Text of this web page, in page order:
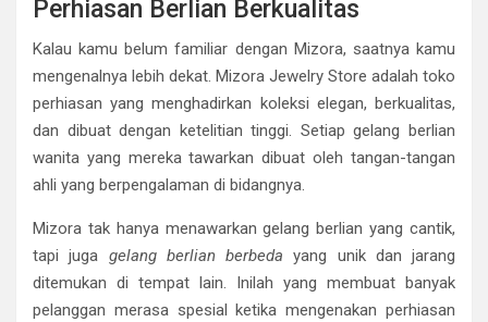
Perhiasan Berlian Berkualitas
Kalau kamu belum familiar dengan Mizora, saatnya kamu
mengenalnya lebih dekat. Mizora Jewelry Store adalah toko
perhiasan yang menghadirkan koleksi elegan, berkualitas,
dan dibuat dengan ketelitian tinggi. Setiap gelang berlian
wanita yang mereka tawarkan dibuat oleh tangan-tangan
ahli yang berpengalaman di bidangnya.
Mizora tak hanya menawarkan gelang berlian yang cantik,
tapi juga gelang berlian berbeda yang unik dan jarang
ditemukan di tempat lain. Inilah yang membuat banyak
pelanggan merasa spesial ketika mengenakan perhiasan